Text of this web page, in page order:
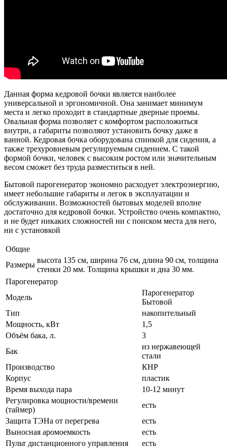
Данная форма кедровой бочки является наиболее
универсальной и эргономичной. Она занимает минимум
места и легко проходит в стандартные дверные проемы.
Овальная форма позволяет с комфортом расположиться
внутри, а габариты позволяют установить бочку даже в
ванной. Кедровая бочка оборудована спинкой для сидения, а
также трехуровневым регулируемым сидением. С такой
формой бочки, человек с высоким ростом или значительным
весом сможет без труда разместиться в ней.
Бытовой парогенератор экономно расходует электроэнергию,
имеет небольшие габариты и легок в эксплуатации и
обслуживании. Возможностей бытовых моделей вполне
достаточно для кедровой бочки. Устройство очень компактно,
и не будет никаких сложностей ни с поиском места для него,
ни с установкой
Общие
Размеры
высота 135 см, ширина 76 см, длина 90 см, толщина
стенки 20 мм. Толщина крышки и дна 30 мм.
Парогенератор
Модель
Парогенератор
Бытовой
Тип
накопительный
Мощность, кВт
1,5
Объём бака, л.
3
Бак
из нержавеющей
стали
Производство
КНР
Корпус
пластик
Время выхода пара
10-12 минут
Регулировка мощности/времени
(таймер)
есть
Защита ТЭНа от перегрева
есть
Выносная аромоемкость
есть
Пульт дистанционного управления
есть